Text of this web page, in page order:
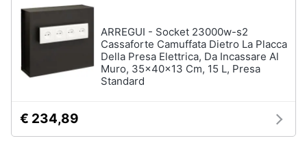
Libri,
cd
ricorrenze
ARREGUI - Socket 23000w-s2
Cassaforte Camuffata Dietro La Placca
Della Presa Elettrica, Da Incassare Al
Muro, 35x40x13 Cm, 15 L, Presa
Standard
€ 234,89